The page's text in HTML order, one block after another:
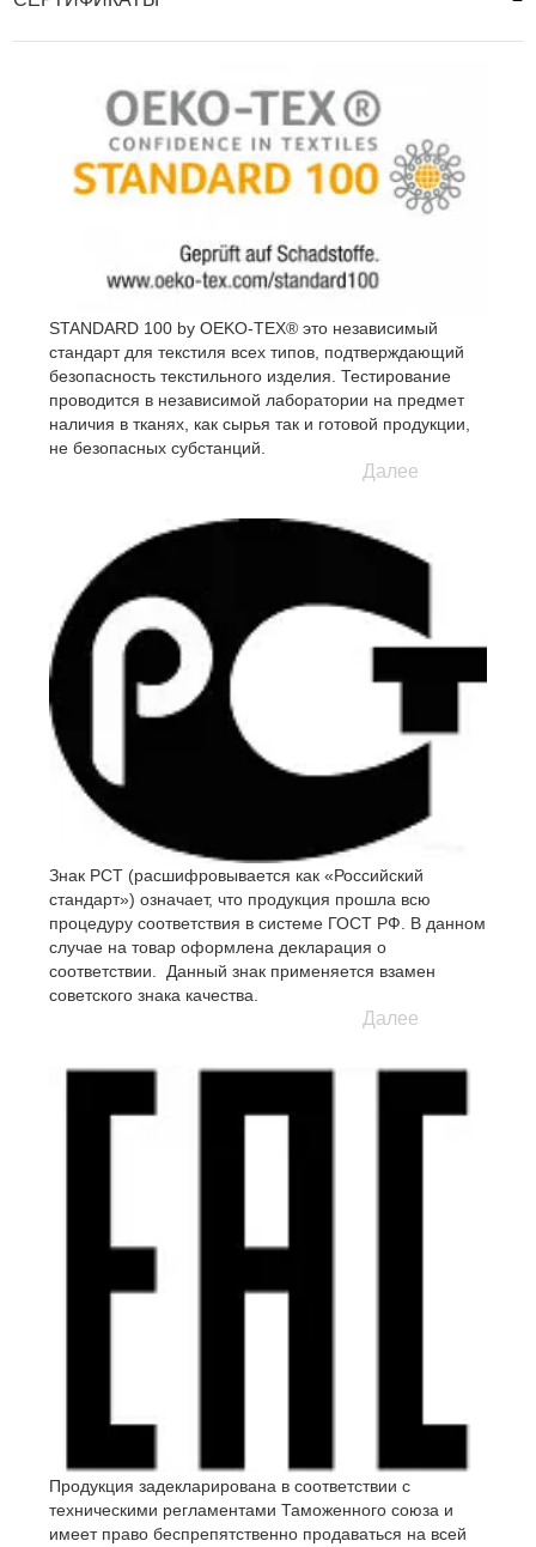
STANDARD 100 by OEKO-TEX® это независимый
стандарт для текстиля всех типов, подтверждающий
безопасность текстильного изделия. Тестирование
проводится в независимой лаборатории на предмет
наличия в тканях, как сырья так и готовой продукции,
не безопасных субстанций.
Далее
Знак РСТ (расшифровывается как «Российский
стандарт») означает, что продукция прошла всю
процедуру соответствия в системе ГОСТ РФ. В данном
случае на товар оформлена декларация о
соответствии. Данный знак применяется взамен
советского знака качества.
Далее
Продукция задекларирована в соответствии с
техническими регламентами Таможенного союза и
имеет право беспрепятственно продаваться на всей